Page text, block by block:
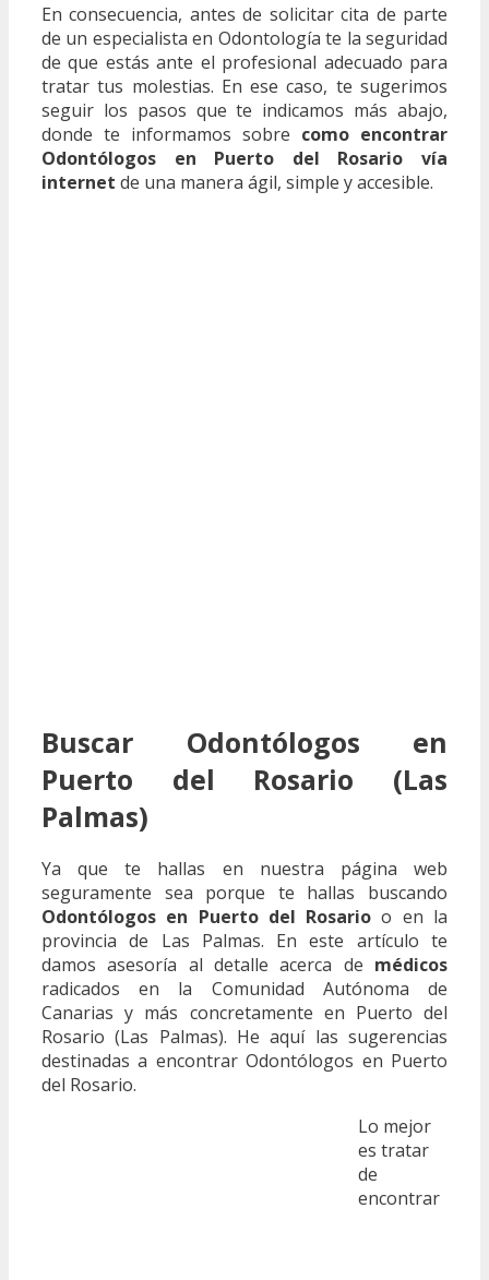
En consecuencia, antes de solicitar cita de parte
de un especialista en Odontología te la seguridad
de que estás ante el profesional adecuado para
tratar tus molestias. En ese caso, te sugerimos
seguir los pasos que te indicamos más abajo,
donde te informamos sobre como encontrar
Odontólogos en Puerto del Rosario vía
internet de una manera ágil, simple y accesible.
Buscar Odontólogos en
Puerto del Rosario (Las
Palmas)
Ya que te hallas en nuestra página web
seguramente sea porque te hallas buscando
Odontólogos en Puerto del Rosario o en la
provincia de Las Palmas. En este artículo te
damos asesoría al detalle acerca de médicos
radicados en la Comunidad Autónoma de
Canarias y más concretamente en Puerto del
Rosario (Las Palmas). He aquí las sugerencias
destinadas a encontrar Odontólogos en Puerto
del Rosario.
Lo mejor
es tratar
de
encontrar